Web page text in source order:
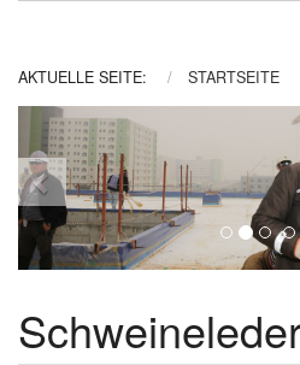
AKTUELLE SEITE: STARTSEITE
Previous